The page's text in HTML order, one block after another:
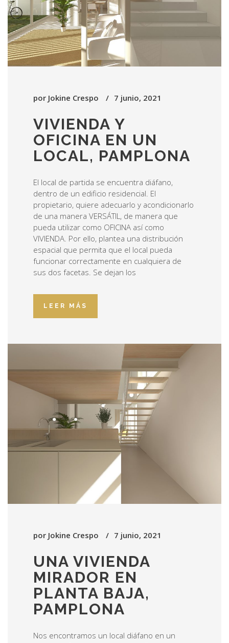
por Jokine Crespo 7 junio, 2021
VIVIENDA Y
OFICINA EN UN
LOCAL, PAMPLONA
El local de partida se encuentra diáfano,
dentro de un edificio residencial. El
propietario, quiere adecuarlo y acondicionarlo
de una manera VERSÁTIL, de manera que
pueda utilizar como OFICINA así como
VIVIENDA. Por ello, plantea una distribución
espacial que permita que el local pueda
funcionar correctamente en cualquiera de
sus dos facetas. Se dejan los
LEER MÁS
por Jokine Crespo 7 junio, 2021
UNA VIVIENDA
MIRADOR EN
PLANTA BAJA,
PAMPLONA
Nos encontramos un local diáfano en un